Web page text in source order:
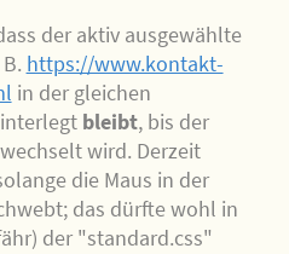
der aktiv ausgewählte
https://www.kontakt-
in der gleichen
bleibt, bis der
wird. Derzeit
die Maus in der
das dürfte wohl in
der "standard.css"